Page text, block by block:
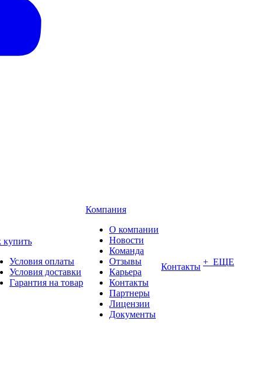
купить
Условия оплаты
Условия доставки
Гарантия на товар
Компания
О компании
Новости
Команда
Отзывы
Карьера
Контакты
Партнеры
Лицензии
Документы
Контакты + ЕЩЕ